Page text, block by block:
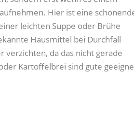
Hier ist eine
leichten Suppe oder Brühe
Hausmittel bei Durchfall
verzichten, da das nicht gerade
Kartoffelbrei sind gute